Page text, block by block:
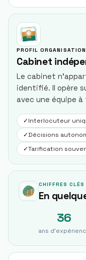
PROFIL
Cabinet
Le cabinet
identifié. Il opère
avec une équipe à
✓Interlocuteur
✓Décisions
✓Tarification
CHIFFRES CLÉS
En
36
ans